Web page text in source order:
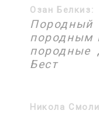
Озан Белкиз:
породным
породные
Бест
Никола